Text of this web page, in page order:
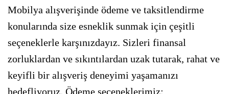
Mobilya alışverişinde ödeme ve taksitlendirme
konularında size esneklik sunmak için çeşitli
seçeneklerle karşınızdayız. Sizleri finansal
zorluklardan ve sıkıntılardan uzak tutarak, rahat ve
keyifli bir alışveriş deneyimi yaşamanızı
hedefliyoruz. Ödeme seçeneklerimiz;